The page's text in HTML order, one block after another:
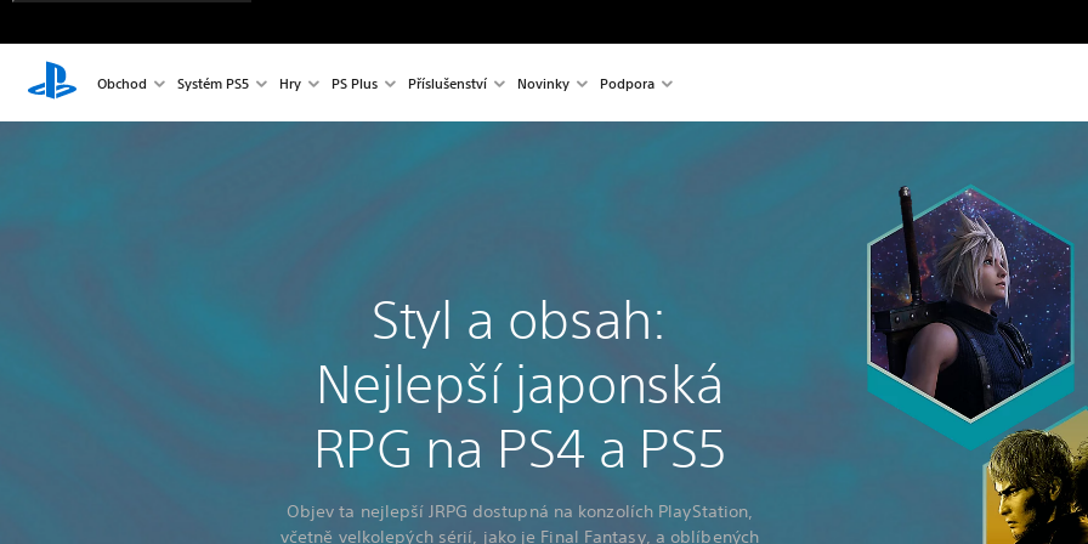
Obchod Systém PS5 Hry PS Plus Příslušenství Novinky Podpora
Styl a obsah:
Nejlepší japonská
RPG na PS4 a PS5
Objev ta nejlepší JRPG dostupná na konzolích PlayStation,
včetně velkolepých sérií, jako je Final Fantasy, a oblíbených